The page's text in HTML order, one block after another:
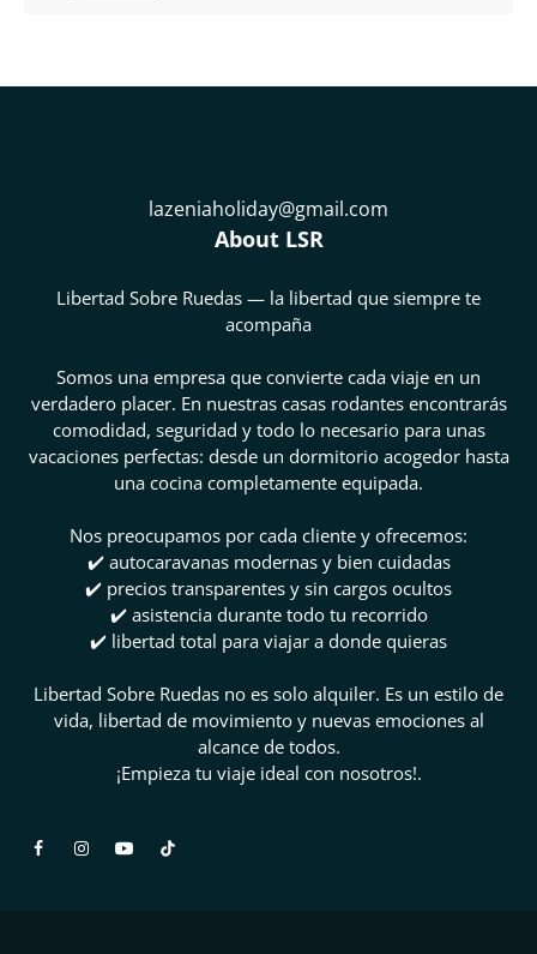
lazeniaholiday@gmail.com
About LSR
Libertad Sobre Ruedas — la libertad que siempre te
acompaña
Somos una empresa que convierte cada viaje en un
verdadero placer. En nuestras casas rodantes encontrarás
comodidad, seguridad y todo lo necesario para unas
vacaciones perfectas: desde un dormitorio acogedor hasta
una cocina completamente equipada.
Nos preocupamos por cada cliente y ofrecemos:
✔️ autocaravanas modernas y bien cuidadas
✔️ precios transparentes y sin cargos ocultos
✔️ asistencia durante todo tu recorrido
✔️ libertad total para viajar a donde quieras
Libertad Sobre Ruedas no es solo alquiler. Es un estilo de
vida, libertad de movimiento y nuevas emociones al
alcance de todos.
¡Empieza tu viaje ideal con nosotros!.